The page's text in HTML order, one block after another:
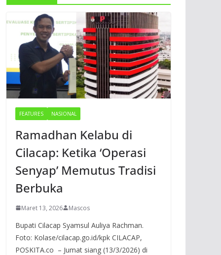
FEATURES NASIONAL
Ramadhan Kelabu di
Cilacap: Ketika ‘Operasi
Senyap’ Memutus Tradisi
Berbuka
Maret 13, 2026 Mascos
Bupati Cilacap Syamsul Auliya Rachman.
Foto: Kolase/cilacap.go.id/kpk CILACAP,
POSKITA.co – Jumat siang (13/3/2026) di